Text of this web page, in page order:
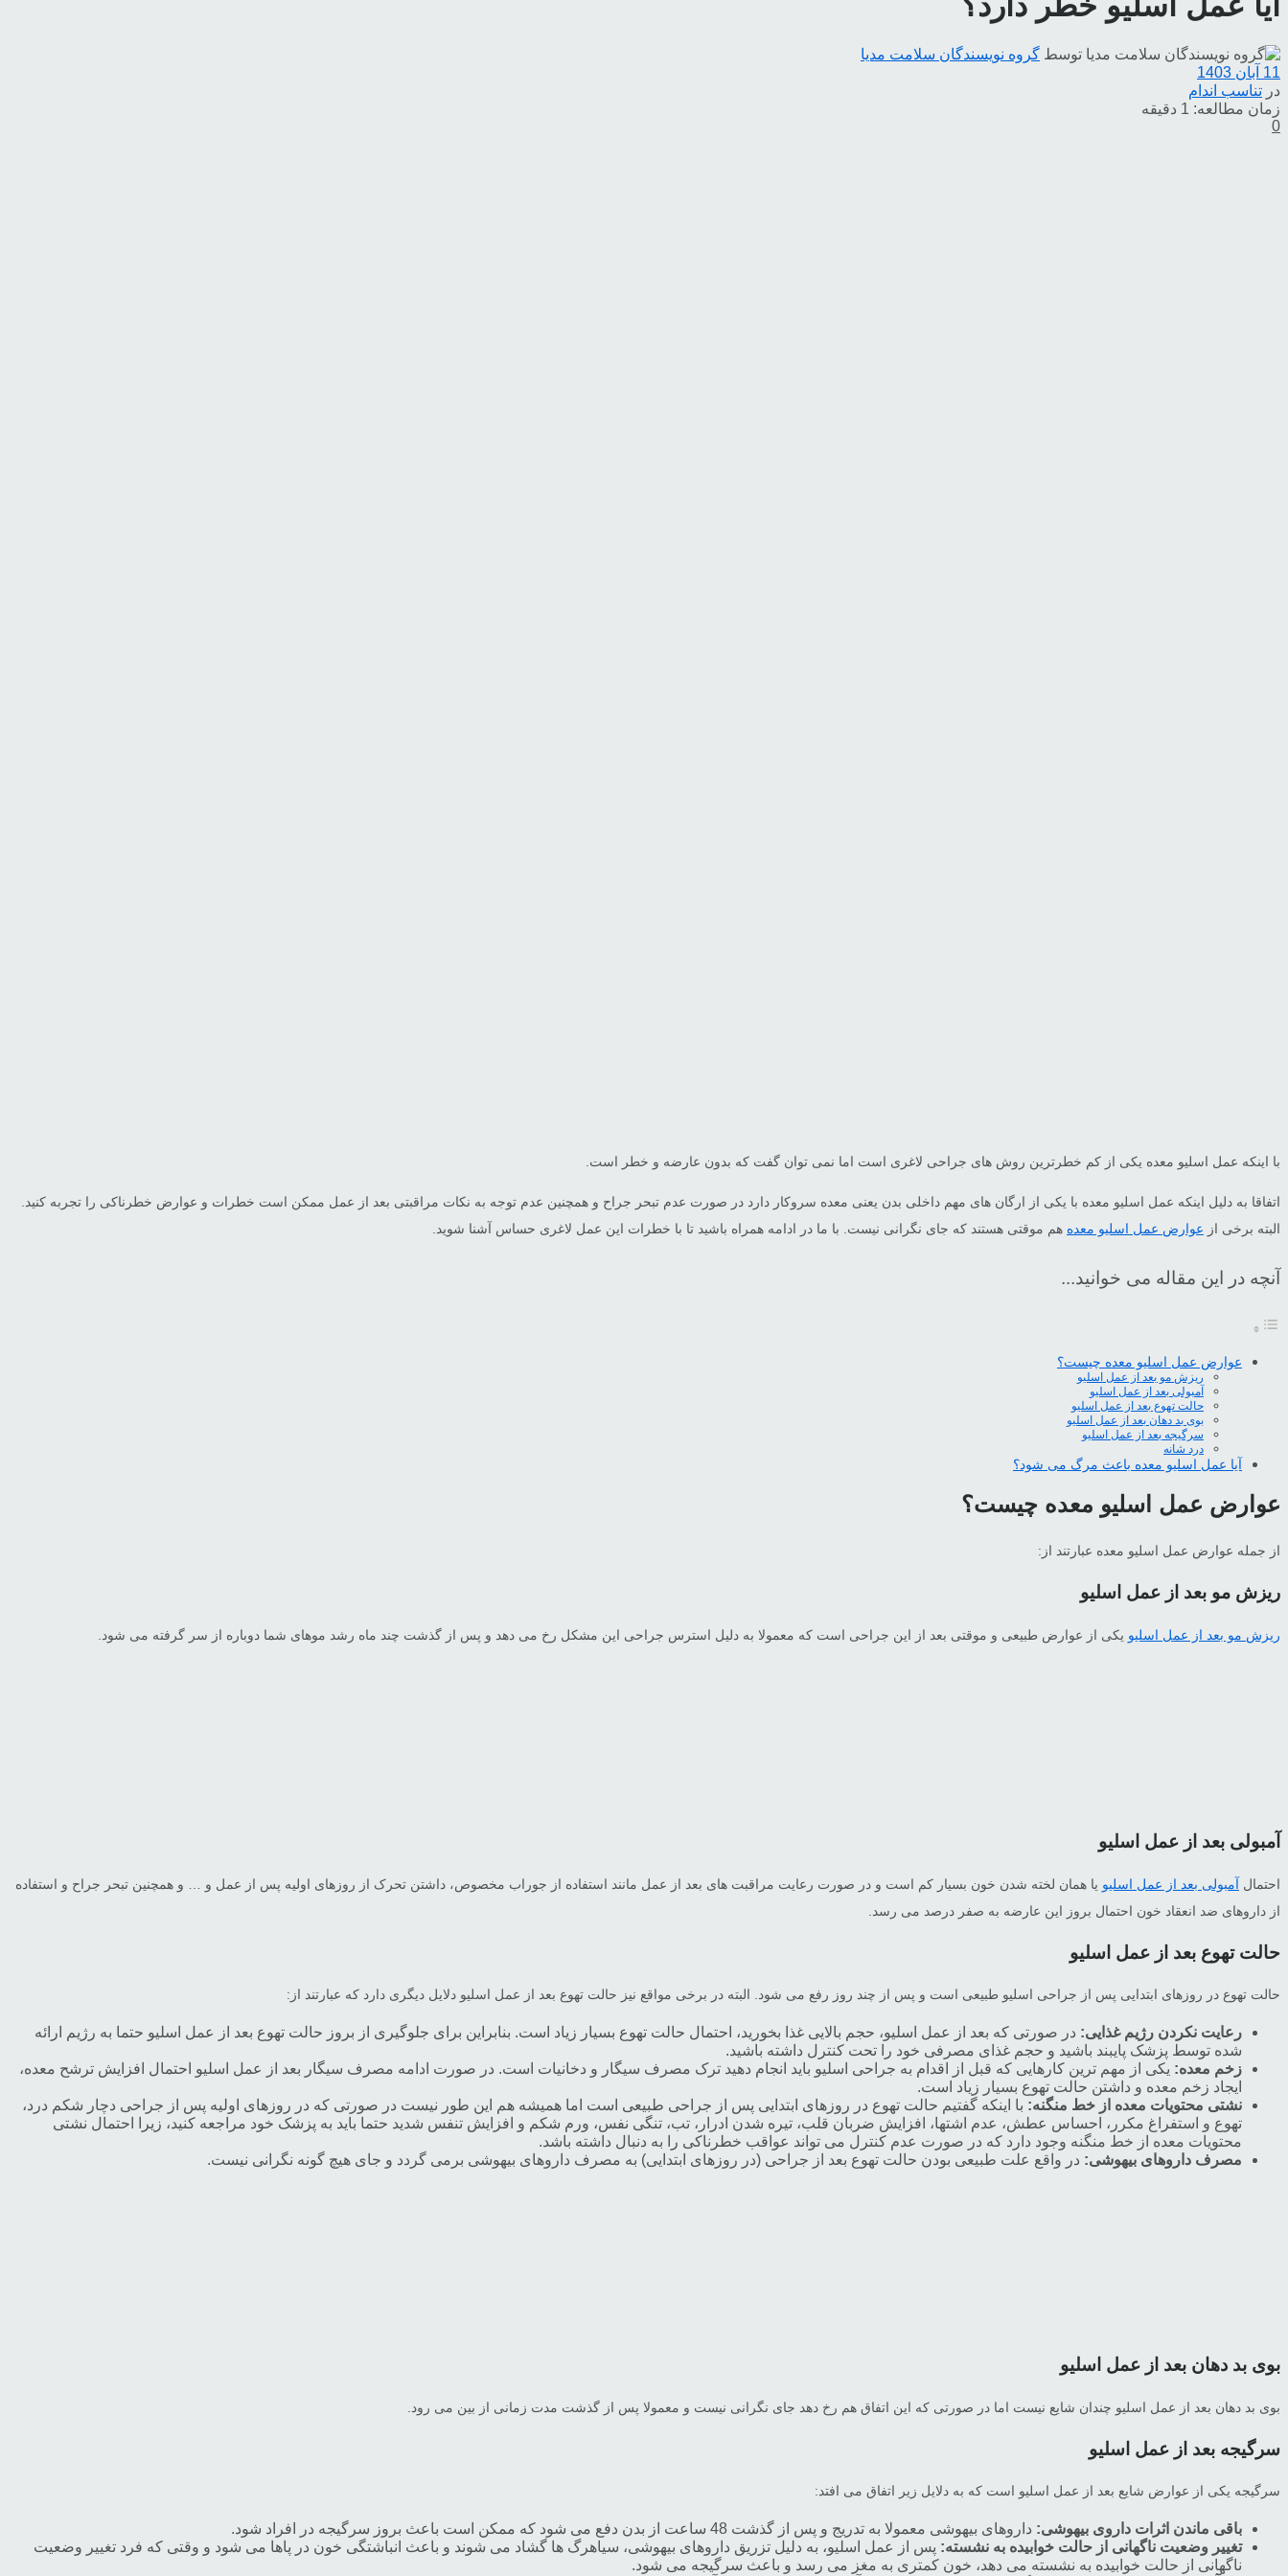
توسط گروه نویسندگان سلامت مدیا
11 آبان 1403
در تناسب اندام
زمان مطالعه: 1 دقیقه
0
با اینکه عمل اسلیو معده یکی از کم خطرترین روش های جراحی لاغری است اما نمی توان گفت که بدون عارضه و خطر است.
اتفاقا به دلیل اینکه عمل اسلیو معده با یکی از ارگان های مهم داخلی بدن یعنی معده سروکار دارد در صورت عدم تبحر جراح و همچنین عدم توجه به نکات مراقبتی بعد از عمل ممکن است خطرات و عوارض خطرناکی را تجربه کنید.
البته برخی از عوارض عمل اسلیو معده هم موقتی هستند که جای نگرانی نیست. با ما در ادامه همراه باشید تا با خطرات این عمل لاغری حساس آشنا شوید.
آنچه در این مقاله می خوانید...
عوارض عمل اسلیو معده چیست؟
ریزش مو بعد از عمل اسلیو
آمبولی بعد از عمل اسلیو
حالت تهوع بعد از عمل اسلیو
بوی بد دهان بعد از عمل اسلیو
سرگیجه بعد از عمل اسلیو
درد شانه
آیا عمل اسلیو معده باعث مرگ می شود؟
عوارض عمل اسلیو معده چیست؟
از جمله عوارض عمل اسلیو معده عبارتند از:
ریزش مو بعد از عمل اسلیو
ریزش مو بعد از عمل اسلیو یکی از عوارض طبیعی و موقتی بعد از این جراحی است که معمولا به دلیل استرس جراحی این مشکل رخ می دهد و پس از گذشت چند ماه رشد موهای شما دوباره از سر گرفته می شود.
آمبولی بعد از عمل اسلیو
احتمال آمبولی بعد از عمل اسلیو یا همان لخته شدن خون بسیار کم است و در صورت رعایت مراقبت های بعد از عمل مانند استفاده از جوراب مخصوص، داشتن تحرک از روزهای اولیه پس از عمل و … و همچنین تبحر جراح و استفاده
از داروهای ضد انعقاد خون احتمال بروز این عارضه به صفر درصد می رسد.
حالت تهوع بعد از عمل اسلیو
حالت تهوع در روزهای ابتدایی پس از جراحی اسلیو طبیعی است و پس از چند روز رفع می شود. البته در برخی مواقع نیز حالت تهوع بعد از عمل اسلیو دلایل دیگری دارد که عبارتند از:
رعایت نکردن رژیم غذایی: در صورتی که بعد از عمل اسلیو، حجم بالایی غذا بخورید، احتمال حالت تهوع بسیار زیاد است. بنابراین برای جلوگیری از بروز حالت تهوع بعد از عمل اسلیو حتما به رژیم ارائه
شده توسط پزشک پایبند باشید و حجم غذای مصرفی خود را تحت کنترل داشته باشید.
زخم معده: یکی از مهم ترین کارهایی که قبل از اقدام به جراحی اسلیو باید انجام دهید ترک مصرف سیگار و دخانیات است. در صورت ادامه مصرف سیگار بعد از عمل اسلیو احتمال افزایش ترشح معده،
ایجاد زخم معده و داشتن حالت تهوع بسیار زیاد است.
نشتی محتویات معده از خط منگنه: با اینکه گفتیم حالت تهوع در روزهای ابتدایی پس از جراحی طبیعی است اما همیشه هم این طور نیست در صورتی که در روزهای اولیه پس از جراحی دچار شکم درد،
تهوع و استفراغ مکرر، احساس عطش، عدم اشتها، افزایش ضربان قلب، تیره شدن ادرار، تب، تنگی نفس، ورم شکم و افزایش تنفس شدید حتما باید به پزشک خود مراجعه کنید، زیرا احتمال نشتی
محتویات معده از خط منگنه وجود دارد که در صورت عدم کنترل می تواند عواقب خطرناکی را به دنبال داشته باشد.
مصرف داروهای بیهوشی: در واقع علت طبیعی بودن حالت تهوع بعد از جراحی (در روزهای ابتدایی) به مصرف داروهای بیهوشی برمی گردد و جای هیچ گونه نگرانی نیست.
بوی بد دهان بعد از عمل اسلیو
بوی بد دهان بعد از عمل اسلیو چندان شایع نیست اما در صورتی که این اتفاق هم رخ دهد جای نگرانی نیست و معمولا پس از گذشت مدت زمانی از بین می رود.
سرگیجه بعد از عمل اسلیو
سرگیجه یکی از عوارض شایع بعد از عمل اسلیو است که به دلایل زیر اتفاق می افتد:
باقی ماندن اثرات داروی بیهوشی: داروهای بیهوشی معمولا به تدریج و پس از گذشت 48 ساعت از بدن دفع می شود که ممکن است باعث بروز سرگیجه در افراد شود.
تغییر وضعیت ناگهانی از حالت خوابیده به نشسته: پس از عمل اسلیو، به دلیل تزریق داروهای بیهوشی، سیاهرگ ها گشاد می شوند و باعث انباشتگی خون در پاها می شود و وقتی که فرد تغییر وضعیت
ناگهانی از حالت خوابیده به نشسته می دهد، خون کمتری به مغز می رسد و باعث سرگیجه می شود.